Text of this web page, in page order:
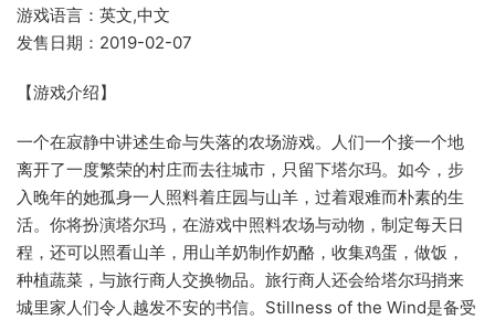
游戏语言：英文,中文
发售日期：2019-02-07
【游戏介绍】
一个在寂静中讲述生命与失落的农场游戏。人们一个接一个地
离开了一度繁荣的村庄而去往城市，只留下塔尔玛。如今，步
入晚年的她孤身一人照料着庄园与山羊，过着艰难而朴素的生
活。你将扮演塔尔玛，在游戏中照料农场与动物，制定每天日
程，还可以照看山羊，用山羊奶制作奶酪，收集鸡蛋，做饭，
种植蔬菜，与旅行商人交换物品。旅行商人还会给塔尔玛捎来
城里家人们令人越发不安的书信。Stillness of the Wind是备受